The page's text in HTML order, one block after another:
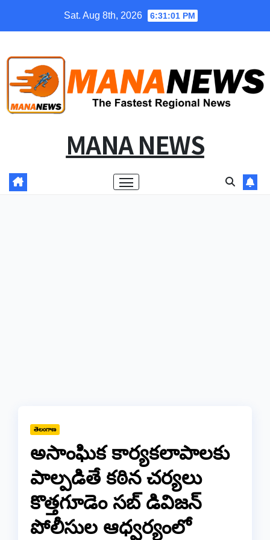
Sat. Aug 8th, 2026 6:31:02 PM
MANA NEWS
తెలంగాణ
అసాంఘిక కార్యకలాపాలకు
పాల్పడితే కఠిన చర్యలు
కొత్తగూడెం సబ్ డివిజన్
పోలీసుల ఆధ్వర్యంలో